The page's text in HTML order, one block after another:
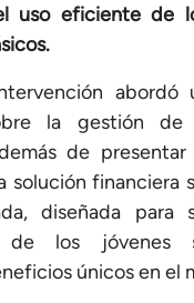
uso eficiente de
abordó
la gestión de
de
solución financiera
diseñada para
de los jóvenes
únicos en el